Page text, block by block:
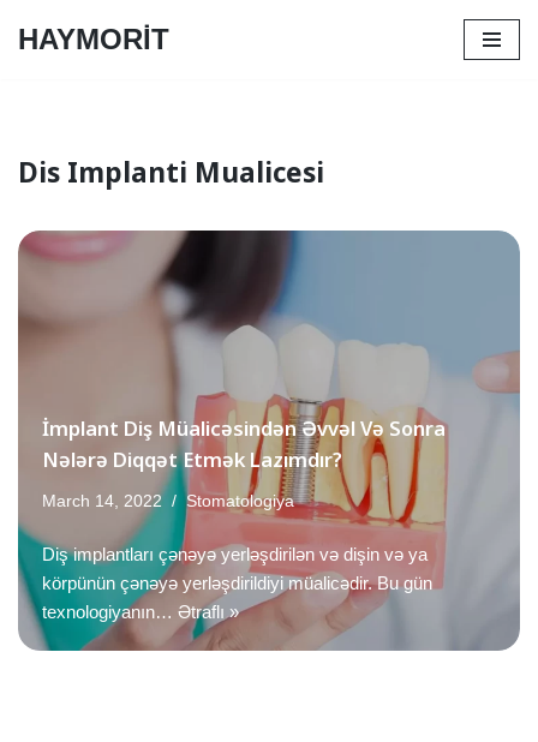
HAYMORİT
Dis Implanti Mualicesi
İmplant Diş Müalicəsindən Əvvəl Və Sonra
Nələrə Diqqət Etmək Lazımdır?
March 14, 2022 Stomatologiya
Diş implantları çənəyə yerləşdirilən və dişin və ya
körpünün çənəyə yerləşdirildiyi müalicədir. Bu gün
texnologiyanın… Ətraflı »